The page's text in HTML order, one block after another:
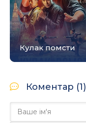
Кулак помсти
Коментар (1)